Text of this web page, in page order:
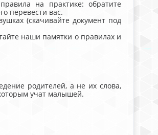
на практике: обратите
перевести вас.
(cкачивайте документ под
наши памятки о правилах и
родителей, а не их слова,
учат малышей.